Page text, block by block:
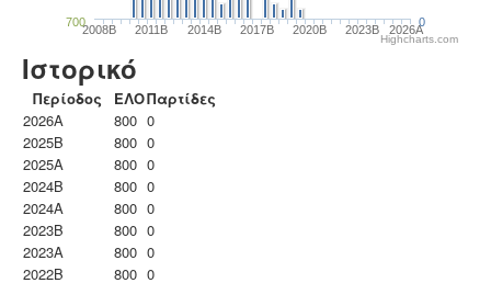
2008B 2011B 2014B 2017B 2020B 2023B 2026A
700 0
Highcharts.com
Ιστορικό
Περίοδος ΕΛΟΠαρτίδες
2026A
800 0
2025B
800 0
2025A
800 0
2024B
800 0
2024A
800 0
2023B
800 0
2023Α
800 0
2022B
800 0